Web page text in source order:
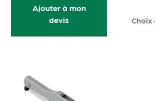
Ajouter à mon
devis
Choix